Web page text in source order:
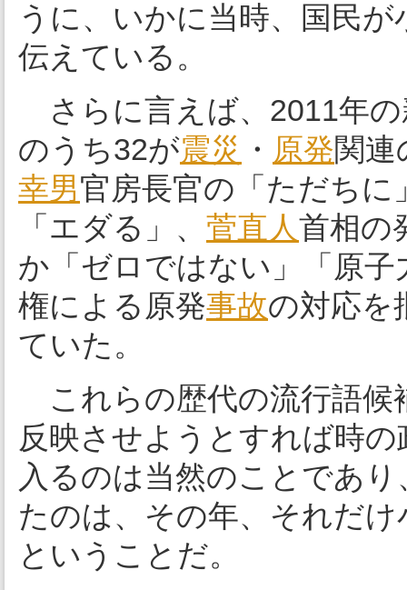
うに、いかに当時、国民
伝えている。
さらに言えば、2011年の
のうち32が震災 ・ 原発関連
幸男官房長官の「ただち
「エダる」、 菅直人首相の
か「ゼロではない」「原
権による原発事故の対応を
ていた。
これらの歴代の流行語候
反映させようとすれば時
入るのは当然のことであ
たのは、その年、それだ
ということだ。